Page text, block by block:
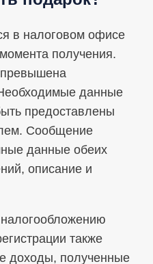
в налоговом офисе
получения.
данные
предоставлены
Сообщение
данные обеих
описание и
также
доходы, полученные